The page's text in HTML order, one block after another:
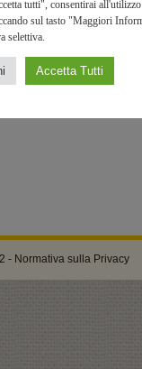
- Normativa sulla Privacy
tutti", consentirai
sul tasto "Maggiori
selettiva.
Accetta Tutti